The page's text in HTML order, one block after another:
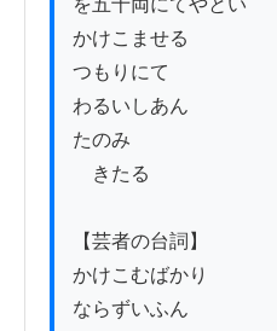
を五十両にてやとい
かけこませる
つもりにて
わるいしあん
たのみ
きたる
【芸者の台詞】
かけこむばかり
ならずいふん